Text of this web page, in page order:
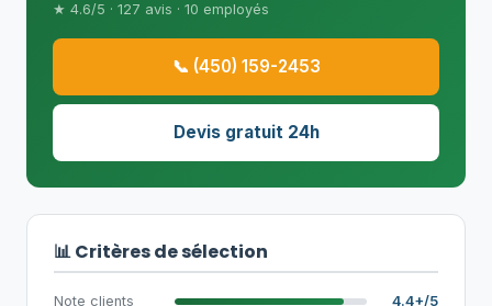
★ 4.6/5 · 127 avis · 10 employés
📞 (450) 159-2453
Devis gratuit 24h
📊 Critères de sélection
Note clients 4.4+/5